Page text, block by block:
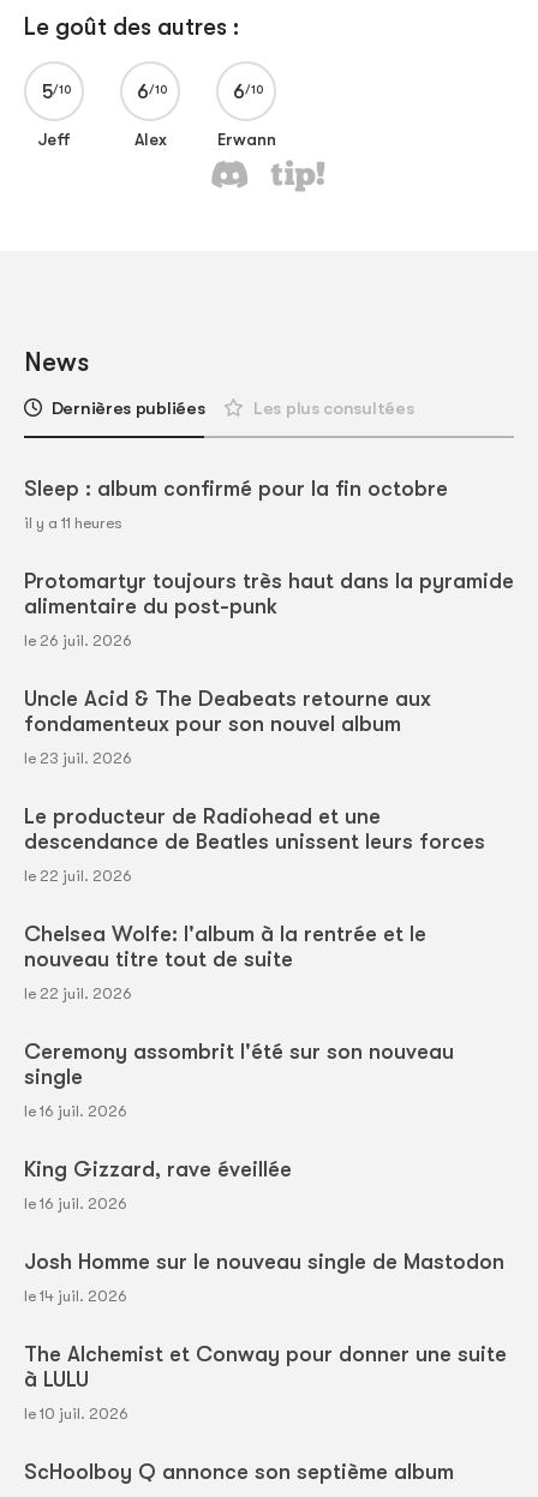
Le goût des autres :
5
Jeff
6
Alex
6
Erwann
News
Dernières publiées Les plus consultées
Sleep : album confirmé pour la fin octobre
il y a 11 heures
Protomartyr toujours très haut dans la pyramide
alimentaire du post-punk
le 26 juil. 2026
Uncle Acid & The Deabeats retourne aux
fondamenteux pour son nouvel album
le 23 juil. 2026
Le producteur de Radiohead et une
descendance de Beatles unissent leurs forces
le 22 juil. 2026
Chelsea Wolfe: l'album à la rentrée et le
nouveau titre tout de suite
le 22 juil. 2026
Ceremony assombrit l'été sur son nouveau
single
le 16 juil. 2026
King Gizzard, rave éveillée
le 16 juil. 2026
Josh Homme sur le nouveau single de Mastodon
le 14 juil. 2026
The Alchemist et Conway pour donner une suite
à LULU
le 10 juil. 2026
ScHoolboy Q annonce son septième album